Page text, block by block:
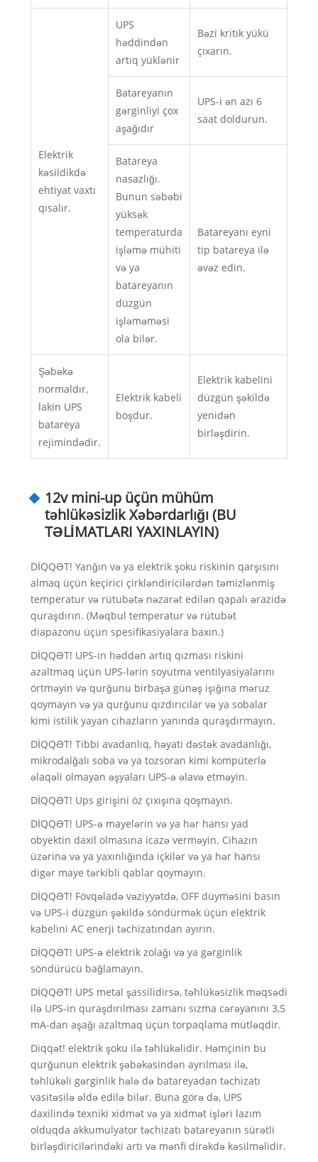
Elektrik
kəsildikdə
ehtiyat vaxtı
qısalır.
UPS
həddindən
artıq yüklənir
Bəzi kritik yükü
çıxarın.
Batareyanın
gərginliyi çox
aşağıdır
UPS-i ən azı 6
saat doldurun.
Batareya
nasazlığı.
Bunun səbəbi
yüksək
temperaturda
işləmə mühiti
və ya
batareyanın
düzgün
işləməməsi
ola bilər.
Batareyanı eyni
tip batareya ilə
əvəz edin.
Şəbəkə
normaldır,
lakin UPS
batareya
rejimindədir.
Elektrik kabeli
boşdur.
Elektrik kabelini
düzgün şəkildə
yenidən
birləşdirin.
12v mini-up üçün mühüm
təhlükəsizlik Xəbərdarlığı (BU
TƏLİMATLARI YAXINLAYIN)
DİQQƏT! Yanğın və ya elektrik şoku riskinin qarşısını
almaq üçün keçirici çirkləndiricilərdən təmizlənmiş
temperatur və rütubətə nəzarət edilən qapalı ərazidə
quraşdırın. (Məqbul temperatur və rütubət
diapazonu üçün spesifikasiyalara baxın.)
DİQQƏT! UPS-in həddən artıq qızması riskini
azaltmaq üçün UPS-lərin soyutma ventilyasiyalarını
örtməyin və qurğunu birbaşa günəş işığına məruz
qoymayın və ya qurğunu qızdırıcılar və ya sobalar
kimi istilik yayan cihazların yanında quraşdırmayın.
DİQQƏT! Tibbi avadanlıq, həyati dəstək avadanlığı,
mikrodalğalı soba və ya tozsoran kimi kompüterlə
əlaqəli olmayan əşyaları UPS-ə əlavə etməyin.
DİQQƏT! Ups girişini öz çıxışına qoşmayın.
DİQQƏT! UPS-ə mayelərin və ya hər hansı yad
obyektin daxil olmasına icazə verməyin. Cihazın
üzərinə və ya yaxınlığında içkilər və ya hər hansı
digər maye tərkibli qablar qoymayın.
DİQQƏT! Fövqəladə vəziyyətdə, OFF düyməsini basın
və UPS-i düzgün şəkildə söndürmək üçün elektrik
kabelini AC enerji təchizatından ayırın.
DİQQƏT! UPS-ə elektrik zolağı və ya gərginlik
söndürücü bağlamayın.
DİQQƏT! UPS metal şassilidirsə, təhlükəsizlik məqsədi
ilə UPS-in quraşdırılması zamanı sızma cərəyanını 3,5
mA-dan aşağı azaltmaq üçün torpaqlama mütləqdir.
Diqqət! elektrik şoku ilə təhlükəlidir. Həmçinin bu
qurğunun elektrik şəbəkəsindən ayrılması ilə,
təhlükəli gərginlik hələ də batareyadan təchizatı
vasitəsilə əldə edilə bilər. Buna görə də, UPS
daxilində texniki xidmət və ya xidmət işləri lazım
olduqda akkumulyator təchizatı batareyanın sürətli
birləşdiricilərindəki artı və mənfi dirəkdə kəsilməlidir.